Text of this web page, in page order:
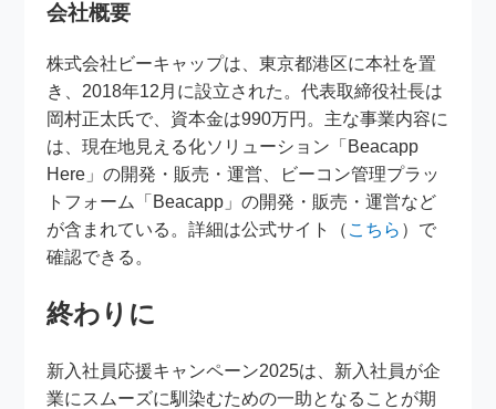
会社概要
株式会社ビーキャップは、東京都港区に本社を置
き、2018年12月に設立された。代表取締役社長は
岡村正太氏で、資本金は990万円。主な事業内容に
は、現在地見える化ソリューション「Beacapp
Here」の開発・販売・運営、ビーコン管理プラッ
トフォーム「Beacapp」の開発・販売・運営など
が含まれている。詳細は公式サイト（ こちら ）で
確認できる。
終わりに
新入社員応援キャンペーン2025は、新入社員が企
業にスムーズに馴染むための一助となることが期